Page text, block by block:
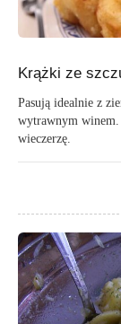
Krążki ze
Pasują idealnie z
wytrawnym
wieczerzę.